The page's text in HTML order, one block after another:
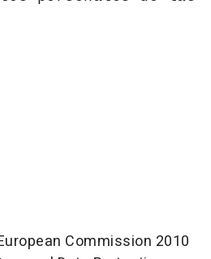
Commission 2010